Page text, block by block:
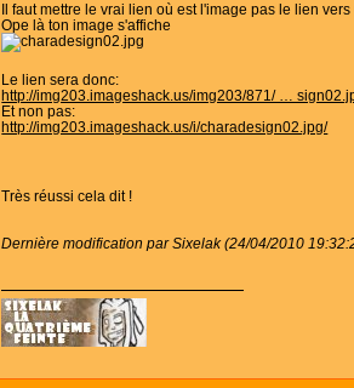
Il faut mettre le vrai lien où est l'image pas le lien
Ope là ton image s'affiche
Le lien sera donc:
http://img203.imageshack.us/img203/871/ …
Et non pas:
http://img203.imageshack.us/i/charadesign02.jpg/
Très réussi cela dit !
Dernière modification par Sixelak (24/04/2010